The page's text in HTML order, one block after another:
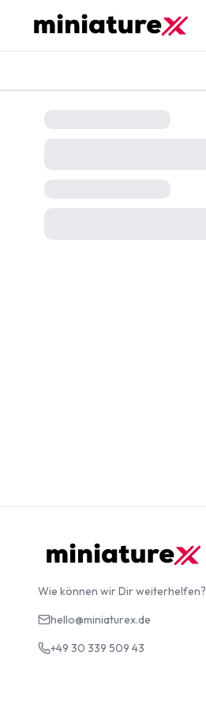
Wie können wir Dir weiterhelfen?
hello@miniaturex.de
+49 30 339 509 43